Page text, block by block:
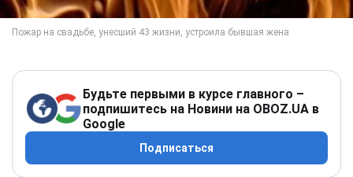
Будьте первыми в курсе главного –
подпишитесь на Новини на OBOZ.UA в
Google
Подписаться